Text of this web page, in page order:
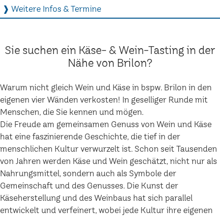
❱ Weitere Infos & Termine
Sie suchen ein Käse- & Wein-Tasting in der
Nähe von Brilon?
Warum nicht gleich Wein und Käse in bspw. Brilon in den
eigenen vier Wänden verkosten! In geselliger Runde mit
Menschen, die Sie kennen und mögen.
Die Freude am gemeinsamen Genuss von Wein und Käse
hat eine faszinierende Geschichte, die tief in der
menschlichen Kultur verwurzelt ist. Schon seit Tausenden
von Jahren werden Käse und Wein geschätzt, nicht nur als
Nahrungsmittel, sondern auch als Symbole der
Gemeinschaft und des Genusses. Die Kunst der
Käseherstellung und des Weinbaus hat sich parallel
entwickelt und verfeinert, wobei jede Kultur ihre eigenen